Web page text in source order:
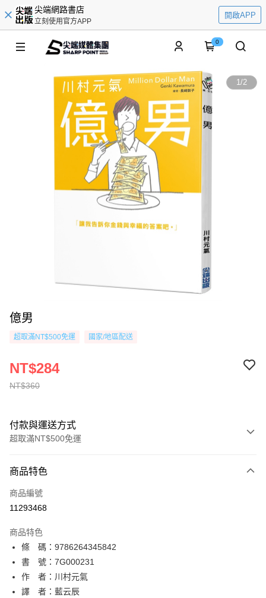
尖端網路書店
立刻使用官方APP
開啟APP
0
1/2
億男
超取滿NT$500免運 國家/地區配送
NT$360
NT$284
付款與運送方式
超取滿NT$500免運
信用卡一次付款
超商取貨付款
相關說明
【關於「AFTEE先享後付」】
AFTEE先享後付是「在收到商品之後才付款」的支付方式。 讓您購物簡單
便利好安心！
１．簡單：不需註冊會員、不需綁卡、不需儲值。
２．便利：只要手機號碼，簡訊認證，即可結帳。
ATM付款
運送方式
商品特色
商品編號
11293468
商品特色
條 碼：9786264345842
書 號：7G000231
作 者：川村元氣
譯 者：藍云辰